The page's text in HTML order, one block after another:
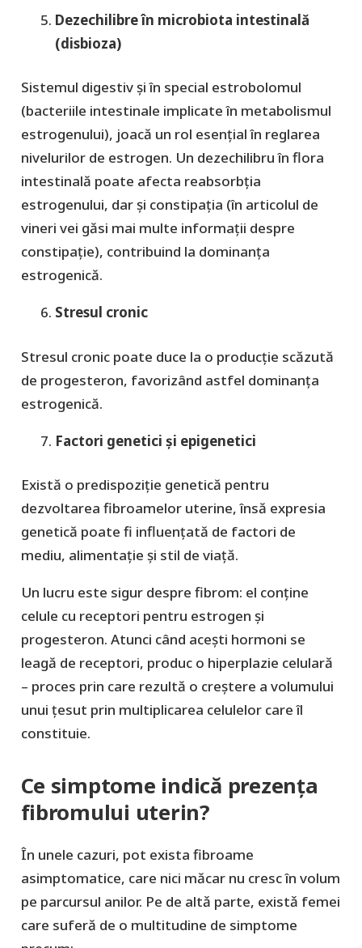
Dezechilibre în microbiota intestinală
(disbioza)
Sistemul digestiv și în special estrobolomul
(bacteriile intestinale implicate în metabolismul
estrogenului), joacă un rol esențial în reglarea
nivelurilor de estrogen. Un dezechilibru în flora
intestinală poate afecta reabsorbția
estrogenului, dar și constipația (în articolul de
vineri vei găsi mai multe informații despre
constipație), contribuind la dominanța
estrogenică.
Stresul cronic
Stresul cronic poate duce la o producție scăzută
de progesteron, favorizând astfel dominanța
estrogenică.
Factori genetici și epigenetici
Există o predispoziție genetică pentru
dezvoltarea fibroamelor uterine, însă expresia
genetică poate fi influențată de factori de
mediu, alimentație și stil de viață.
Un lucru este sigur despre fibrom: el conține
celule cu receptori pentru estrogen și
progesteron. Atunci când acești hormoni se
leagă de receptori, produc o hiperplazie celulară
– proces prin care rezultă o creștere a volumului
unui țesut prin multiplicarea celulelor care îl
constituie.
Ce simptome indică prezența
fibromului uterin?
În unele cazuri, pot exista fibroame
asimptomatice, care nici măcar nu cresc în volum
pe parcursul anilor. Pe de altǎ parte, existǎ femei
care suferă de o multitudine de simptome